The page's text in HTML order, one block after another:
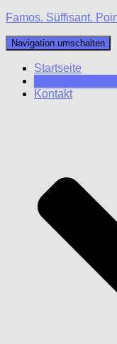
Famos. Süffisant.
Navigation umschalten
Startseite
Kontakt